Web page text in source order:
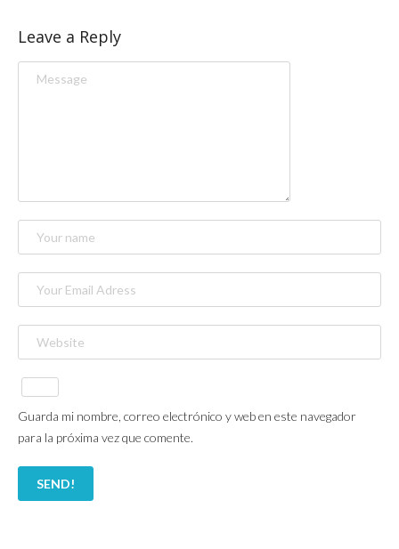
Leave a Reply
Guarda mi nombre, correo electrónico y web en este navegador
para la próxima vez que comente.